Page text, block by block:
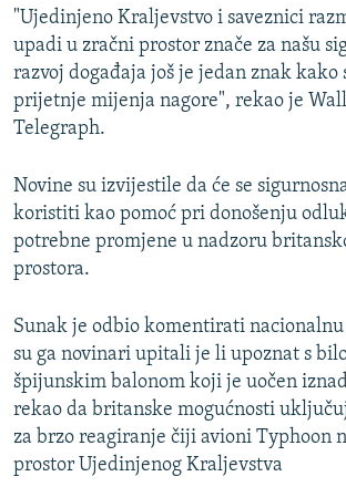
"Ujedinjeno Kraljevstvo i saveznici
upadi u zračni prostor znače za našu
razvoj događaja još je jedan znak kako
prijetnje mijenja nagore", rekao je
Telegraph.
Novine su izvijestile da će se
koristiti kao pomoć pri donošenju
potrebne promjene u nadzoru
prostora.
Sunak je odbio komentirati
su ga novinari upitali je li upoznat s
špijunskim balonom koji je uočen
rekao da britanske mogućnosti
za brzo reagiranje čiji avioni Typhoon
prostor Ujedinjenog Kraljevstva